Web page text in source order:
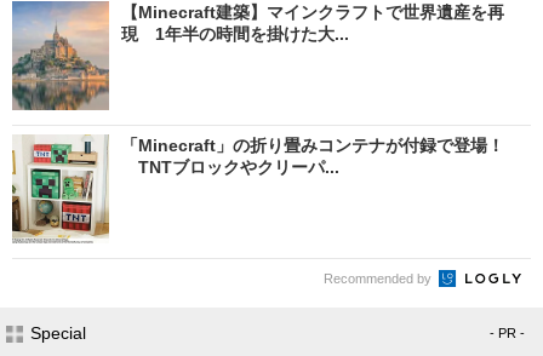
【Minecraft建築】マインクラフトで世界遺産を再
現 1年半の時間を掛けた大...
「Minecraft」の折り畳みコンテナが付録で登場！
TNTブロックやクリーパ...
Recommended by
Special - PR -